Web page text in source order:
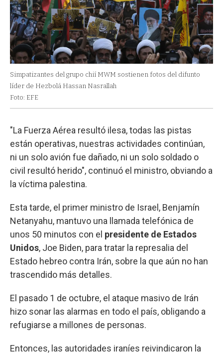
Simpatizantes del grupo chií MWM sostienen fotos del difunto
líder de Hezbolá Hassan Nasrallah
Foto: EFE
"La Fuerza Aérea resultó ilesa, todas las pistas
están operativas, nuestras actividades continúan,
ni un solo avión fue dañado, ni un solo soldado o
civil resultó herido", continuó el ministro, obviando a
la víctima palestina.
Esta tarde, el primer ministro de Israel, Benjamín
Netanyahu, mantuvo una llamada telefónica de
unos 50 minutos con el presidente de Estados
Unidos, Joe Biden, para tratar la represalia del
Estado hebreo contra Irán, sobre la que aún no han
trascendido más detalles.
El pasado 1 de octubre, el ataque masivo de Irán
hizo sonar las alarmas en todo el país, obligando a
refugiarse a millones de personas.
Entonces, las autoridades iraníes reivindicaron la